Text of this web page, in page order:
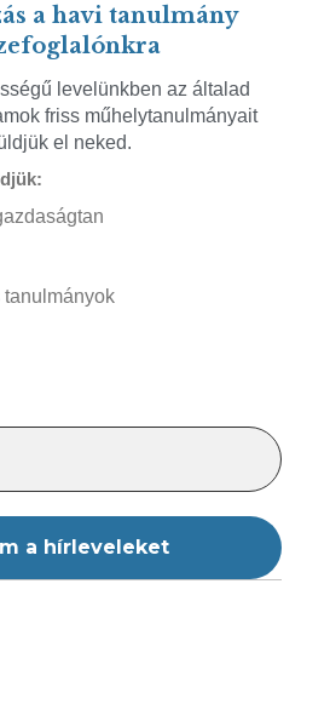
a havi tanulmány
levelünkben az általad
friss műhelytanulmányait
el neked.
tanulmányok